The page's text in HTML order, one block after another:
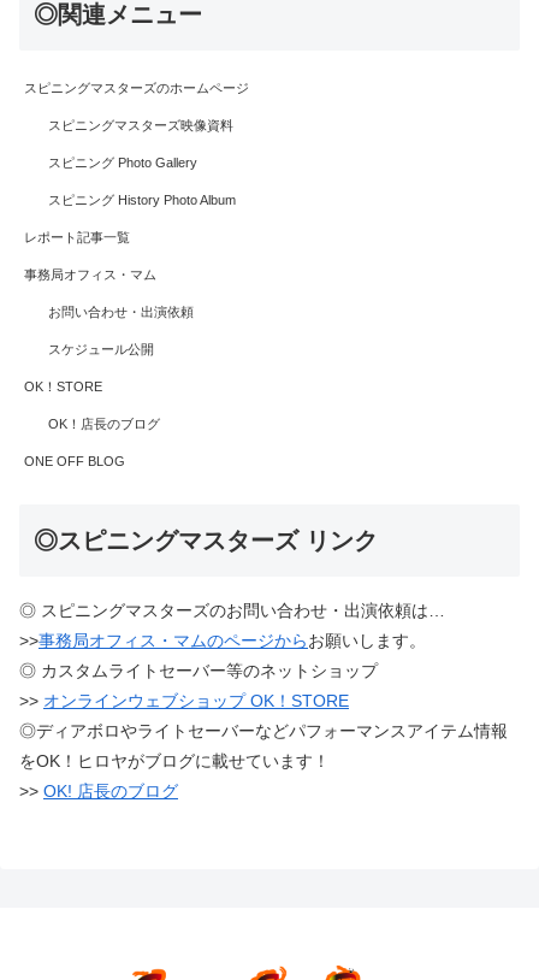
◎関連メニュー
スピニングマスターズのホームページ
スピニングマスターズ映像資料
スピニング Photo Gallery
スピニング History Photo Album
レポート記事一覧
事務局オフィス・マム
お問い合わせ・出演依頼
スケジュール公開
OK！STORE
OK！店長のブログ
ONE OFF BLOG
◎スピニングマスターズ リンク
◎ スピニングマスターズのお問い合わせ・出演依頼は…
>>事務局オフィス・マムのページからお願いします。
◎ カスタムライトセーバー等のネットショップ
>> オンラインウェブショップ OK！STORE
◎ディアボロやライトセーバーなどパフォーマンスアイテム情報
をOK！ヒロヤがブログに載せています！
>> OK! 店長のブログ